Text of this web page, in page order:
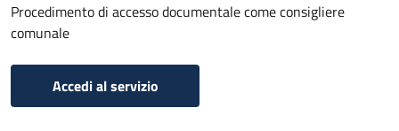
Procedimento di accesso documentale come consigliere
comunale
Accedi al servizio